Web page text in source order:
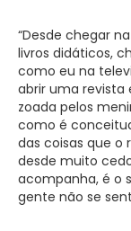
“Desde chegar
livros didáticos,
como eu na
abrir uma revista
zoada pelos
como é
das coisas que
desde muito
acompanha, é o
gente não se